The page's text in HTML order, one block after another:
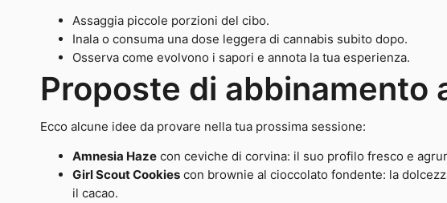
Assaggia piccole porzioni del cibo.
Inala o consuma una dose leggera di cannabis subito dopo.
Osserva come evolvono i sapori e annota la tua esperienza.
Proposte di abbinamento
Ecco alcune idee da provare nella tua prossima sessione:
Amnesia Haze con ceviche di corvina: il suo profilo fresco e
Girl Scout Cookies con brownie al cioccolato fondente: la
il cacao.